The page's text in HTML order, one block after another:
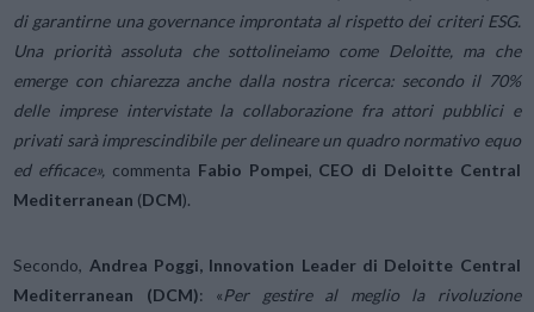
di garantirne una governance improntata al rispetto dei criteri ESG.
Una priorità assoluta che sottolineiamo come Deloitte, ma che
emerge con chiarezza anche dalla nostra ricerca: secondo il 70%
delle imprese intervistate la collaborazione fra attori pubblici e
privati sarà imprescindibile per delineare un quadro normativo equo
ed efficace», commenta Fabio Pompei, CEO di Deloitte Central
Mediterranean (DCM).
Secondo, Andrea Poggi, Innovation Leader di Deloitte Central
Mediterranean (DCM): «Per gestire al meglio la rivoluzione